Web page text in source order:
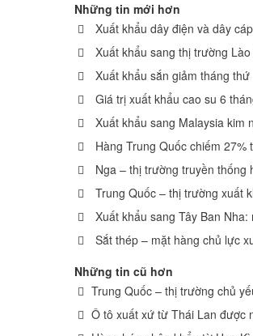
Những tin mới hơn
Xuất khẩu dây điện và dây
Xuất khẩu sang thị trường
Xuất khẩu sắn giảm tháng
Giá trị xuất khẩu cao su 6
Xuất khẩu sang Malaysia kim
Hàng Trung Quốc chiếm
Nga – thị trường truyền thống
Trung Quốc – thị trường xuất
Xuất khẩu sang Tây Ban
Sắt thép – mặt hàng chủ lực
Những tin cũ hơn
Trung Quốc – thị trường chủ
Ô tô xuất xứ từ Thái Lan được